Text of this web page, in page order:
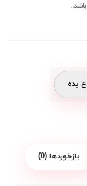
.
بده
بازخوردها (0)